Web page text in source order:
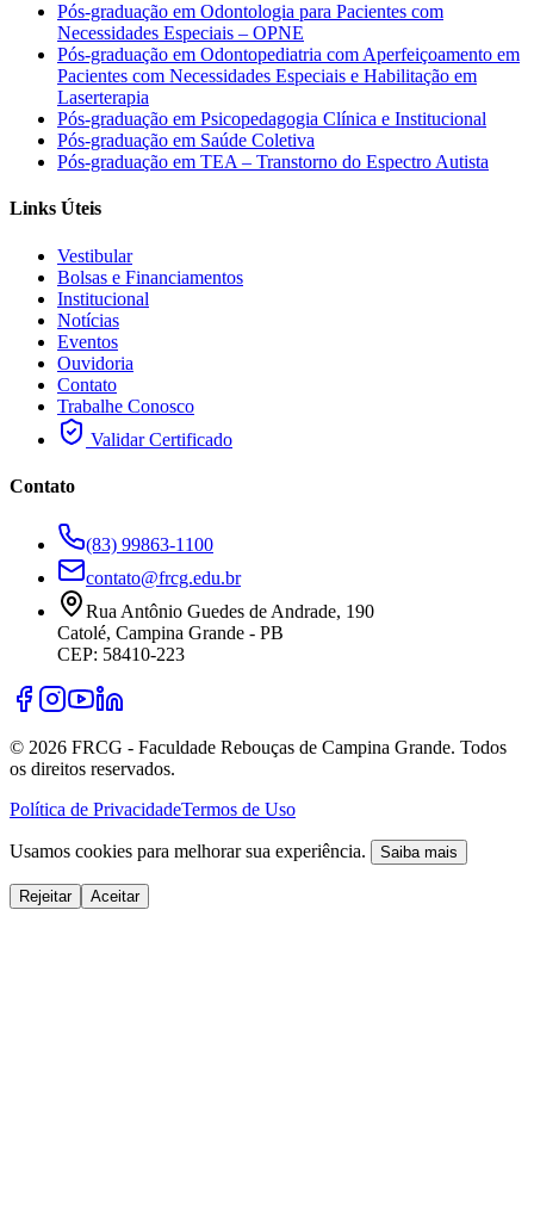
Pós-graduação em Odontologia para Pacientes com
Necessidades Especiais – OPNE
Pós-graduação em Odontopediatria com Aperfeiçoamento em
Pacientes com Necessidades Especiais e Habilitação em
Laserterapia
Pós-graduação em Psicopedagogia Clínica e Institucional
Pós-graduação em Saúde Coletiva
Pós-graduação em TEA – Transtorno do Espectro Autista
Links Úteis
Vestibular
Bolsas e Financiamentos
Institucional
Notícias
Eventos
Ouvidoria
Contato
Trabalhe Conosco
Validar Certificado
Contato
(83) 99863-1100
contato@frcg.edu.br
Rua Antônio Guedes de Andrade, 190
Catolé, Campina Grande - PB
CEP: 58410-223
© 2026 FRCG - Faculdade Rebouças de Campina Grande. Todos
os direitos reservados.
Política de PrivacidadeTermos de Uso
Usamos cookies para melhorar sua experiência. Saiba mais
Rejeitar Aceitar